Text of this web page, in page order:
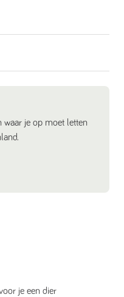
waar je op moet letten
je een dier